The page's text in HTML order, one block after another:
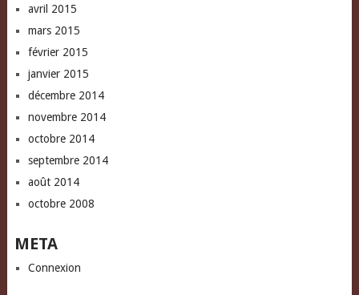
avril 2015
mars 2015
février 2015
janvier 2015
décembre 2014
novembre 2014
octobre 2014
septembre 2014
août 2014
octobre 2008
META
Connexion